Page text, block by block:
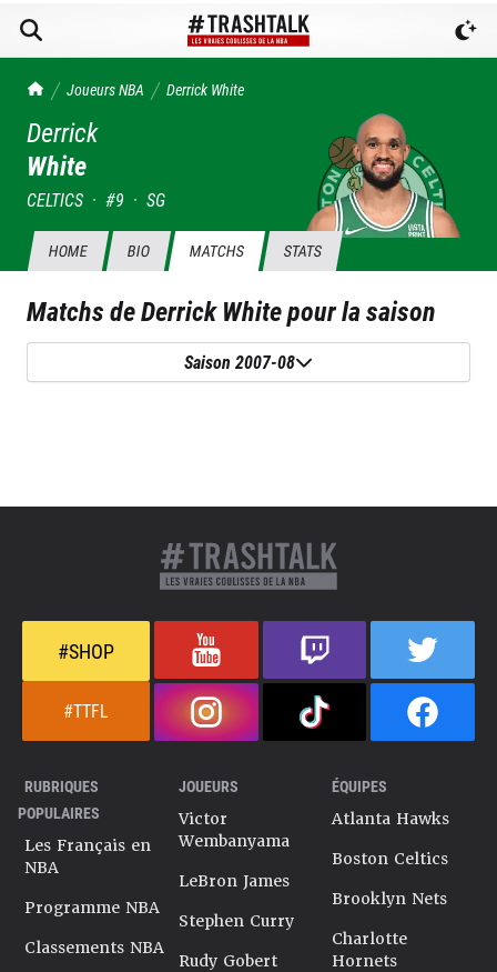
TrashTalk Actu NBA
Joueurs NBA Derrick White
Derrick
White
CELTICS · #9 · SG
HOME BIO MATCHS STATS
Matchs deDerrick Whitepour la saison
Saison 2007-08
#SHOP
#TTFL
RUBRIQUES
POPULAIRES
Les Français en
NBA
Programme NBA
Classements NBA
JOUEURS
Victor
Wembanyama
LeBron James
Stephen Curry
Rudy Gobert
ÉQUIPES
Atlanta Hawks
Boston Celtics
Brooklyn Nets
Charlotte
Hornets